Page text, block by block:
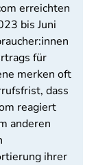
erreichten
bis Juni
für
merken oft
dass
reagiert
anderen
ihrer